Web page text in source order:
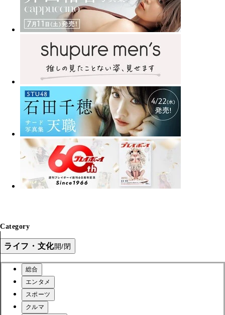
Category
ライフ・文化開/閉
総合
エンタメ
スポーツ
クルマ